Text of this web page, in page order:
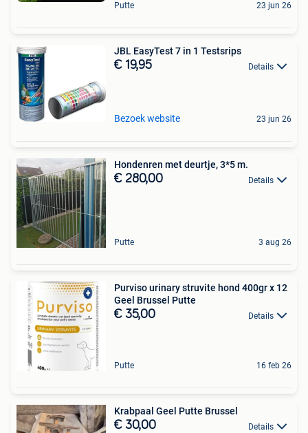
Putte 23 jun 26
JBL EasyTest 7 in 1 Testsrips
€ 19,95 Details
Bezoek website 23 jun 26
Hondenren met deurtje, 3*5 m.
€ 280,00 Details
Putte 3 aug 26
Purviso urinary struvite hond 400gr x 12
Geel Brussel Putte
€ 35,00 Details
Putte 16 feb 26
Krabpaal Geel Putte Brussel
€ 30,00 Details